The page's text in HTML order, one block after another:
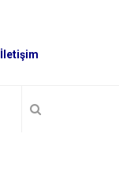
İletişim